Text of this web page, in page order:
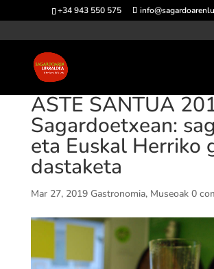
+34 943 550 575
ASTE SANTUA
Sagardoetxean:
eta Euskal Herriko
dastaketa
Mar 27, 2019 Gastronomia, Museoak 0